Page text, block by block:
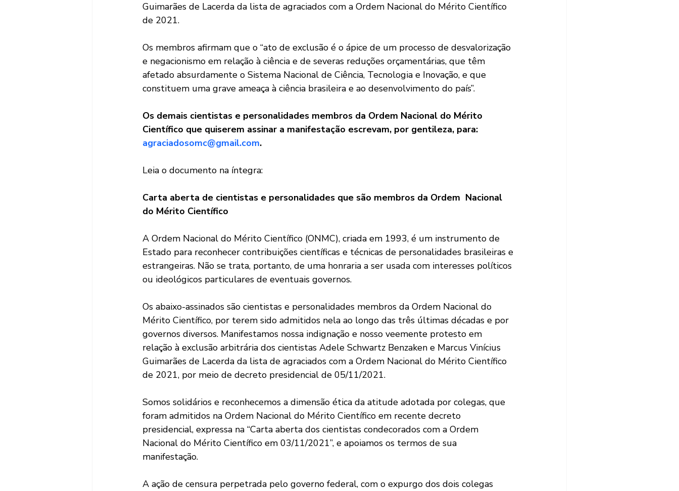
Guimarães de Lacerda da lista de agraciados com a Ordem Nacional do Mérito Científico
de 2021.
Os membros afirmam que o “ato de exclusão é o ápice de um processo de desvalorização
e negacionismo em relação à ciência e de severas reduções orçamentárias, que têm
afetado absurdamente o Sistema Nacional de Ciência, Tecnologia e Inovação, e que
constituem uma grave ameaça à ciência brasileira e ao desenvolvimento do país”.
Os demais cientistas e personalidades membros da Ordem Nacional do Mérito
Científico que quiserem assinar a manifestação escrevam, por gentileza, para:
agraciadosomc@gmail.com.
Leia o documento na íntegra:
Carta aberta de cientistas e personalidades que são membros da Ordem  Nacional
do Mérito Científico
A Ordem Nacional do Mérito Científico (ONMC), criada em 1993, é um instrumento de
Estado para reconhecer contribuições científicas e técnicas de personalidades brasileiras e
estrangeiras. Não se trata, portanto, de uma honraria a ser usada com interesses políticos
ou ideológicos particulares de eventuais governos.
Os abaixo-assinados são cientistas e personalidades membros da Ordem Nacional do
Mérito Científico, por terem sido admitidos nela ao longo das três últimas décadas e por
governos diversos. Manifestamos nossa indignação e nosso veemente protesto em
relação à exclusão arbitrária dos cientistas Adele Schwartz Benzaken e Marcus Vinícius
Guimarães de Lacerda da lista de agraciados com a Ordem Nacional do Mérito Científico
de 2021, por meio de decreto presidencial de 05/11/2021.
Somos solidários e reconhecemos a dimensão ética da atitude adotada por colegas, que
foram admitidos na Ordem Nacional do Mérito Científico em recente decreto
presidencial, expressa na “Carta aberta dos cientistas condecorados com a Ordem
Nacional do Mérito Científico em 03/11/2021”, e apoiamos os termos de sua
manifestação.
A ação de censura perpetrada pelo governo federal, com o expurgo dos dois colegas